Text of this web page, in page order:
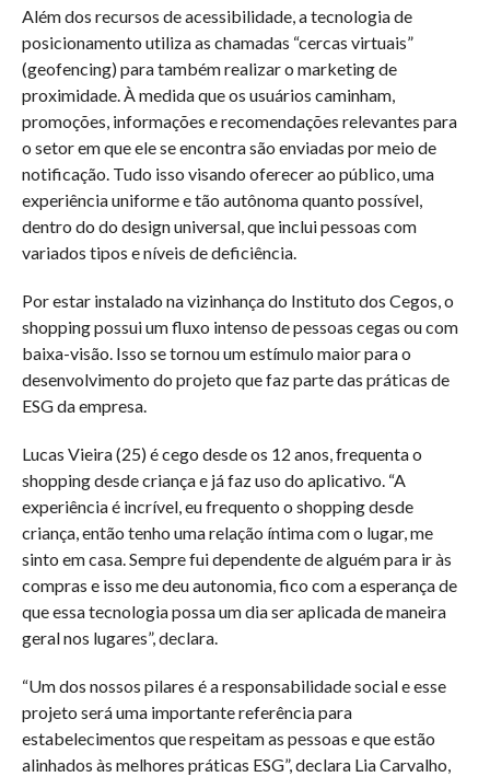
Além dos recursos de acessibilidade, a tecnologia de
posicionamento utiliza as chamadas “cercas virtuais”
(geofencing) para também realizar o marketing de
proximidade. À medida que os usuários caminham,
promoções, informações e recomendações relevantes para
o setor em que ele se encontra são enviadas por meio de
notificação. Tudo isso visando oferecer ao público, uma
experiência uniforme e tão autônoma quanto possível,
dentro do do design universal, que inclui pessoas com
variados tipos e níveis de deficiência.
Por estar instalado na vizinhança do Instituto dos Cegos, o
shopping possui um fluxo intenso de pessoas cegas ou com
baixa-visão. Isso se tornou um estímulo maior para o
desenvolvimento do projeto que faz parte das práticas de
ESG da empresa.
Lucas Vieira (25) é cego desde os 12 anos, frequenta o
shopping desde criança e já faz uso do aplicativo. “A
experiência é incrível, eu frequento o shopping desde
criança, então tenho uma relação íntima com o lugar, me
sinto em casa. Sempre fui dependente de alguém para ir às
compras e isso me deu autonomia, fico com a esperança de
que essa tecnologia possa um dia ser aplicada de maneira
geral nos lugares”, declara.
“Um dos nossos pilares é a responsabilidade social e esse
projeto será uma importante referência para
estabelecimentos que respeitam as pessoas e que estão
alinhados às melhores práticas ESG”, declara Lia Carvalho,